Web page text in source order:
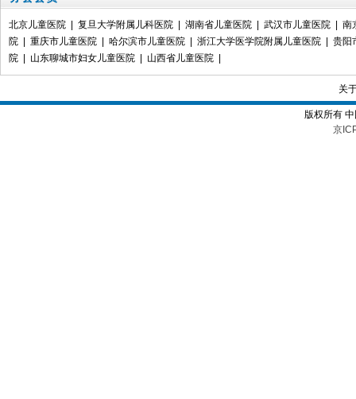
北京儿童医院 复旦大学附属儿科医院 湖南省儿童医院 武汉市儿童医院
南
院
重庆市儿童医院 哈尔滨市儿童医院 浙江大学医学院附属儿童医院
贵阳
院
山东聊城市妇女儿童医院 山西省儿童医院
关
版权所有
京